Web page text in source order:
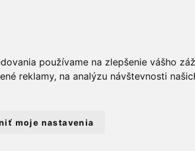
používame na zlepšenie vášho
reklamy, na analýzu návštevnosti
moje nastavenia